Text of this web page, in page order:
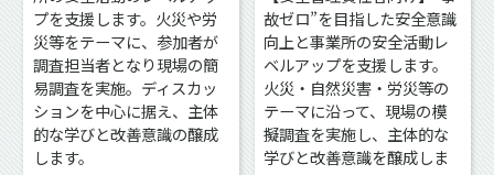
プを支援します。火災や労
災等をテーマに、参加者が
調査担当者となり現場の簡
易調査を実施。ディスカッ
ションを中心に据え、主体
的な学びと改善意識の醸成
します。
故ゼロ”を目指した安全意識
向上と事業所の安全活動レ
ベルアップを支援します。
火災・自然災害・労災等の
テーマに沿って、現場の模
擬調査を実施し、主体的な
学びと改善意識を醸成しま